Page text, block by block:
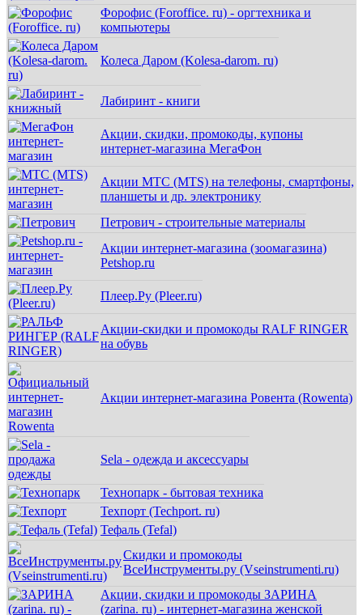
Форофис (Foroffice. ru) - оргтехника и
компьютеры
Колеса Даром (Kolesa-darom. ru)
Лабиринт - книги
Акции, скидки, промокоды, купоны
интернет-магазина МегаФон
Акции МТС (MTS) на телефоны, смартфоны,
планшеты и др. электронику
Петрович - строительные материалы
Акции интернет-магазина (зоомагазина)
Petshop.ru
Плеер.Ру (Pleer.ru)
Акции-скидки и промокоды RALF RINGER
на обувь
Акции интернет-магазина Ровента (Rowenta)
Sela - одежда и аксессуары
Технопарк - бытовая техника
Техпорт (Techport. ru)
Тефаль (Tefal)
Скидки и промокоды
ВсеИнструменты.ру (Vseinstrumenti.ru)
Акции, скидки и промокоды ЗАРИНА
(zarina. ru) - интернет-магазина женской